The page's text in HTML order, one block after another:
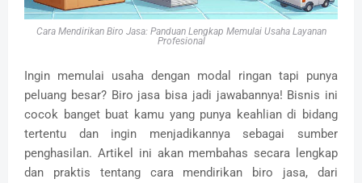
Cara Mendirikan Biro Jasa: Panduan Lengkap Memulai Usaha Layanan
Profesional
Ingin memulai usaha dengan modal ringan tapi punya
peluang besar? Biro jasa bisa jadi jawabannya! Bisnis ini
cocok banget buat kamu yang punya keahlian di bidang
tertentu dan ingin menjadikannya sebagai sumber
penghasilan. Artikel ini akan membahas secara lengkap
dan praktis tentang cara mendirikan biro jasa, dari